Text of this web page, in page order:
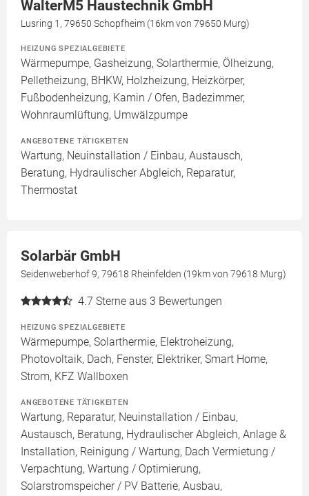
WalterM5 Haustechnik GmbH
Lusring 1, 79650 Schopfheim (16km von 79650 Murg)
HEIZUNG SPEZIALGEBIETE
Wärmepumpe, Gasheizung, Solarthermie, Ölheizung,
Pelletheizung, BHKW, Holzheizung, Heizkörper,
Fußbodenheizung, Kamin / Ofen, Badezimmer,
Wohnraumlüftung, Umwälzpumpe
ANGEBOTENE TÄTIGKEITEN
Wartung, Neuinstallation / Einbau, Austausch,
Beratung, Hydraulischer Abgleich, Reparatur,
Thermostat
Solarbär GmbH
Seidenweberhof 9, 79618 Rheinfelden (19km von 79618 Murg)
4.7 Sterne aus 3 Bewertungen
HEIZUNG SPEZIALGEBIETE
Wärmepumpe, Solarthermie, Elektroheizung,
Photovoltaik, Dach, Fenster, Elektriker, Smart Home,
Strom, KFZ Wallboxen
ANGEBOTENE TÄTIGKEITEN
Wartung, Reparatur, Neuinstallation / Einbau,
Austausch, Beratung, Hydraulischer Abgleich, Anlage &
Installation, Reinigung / Wartung, Dach Vermietung /
Verpachtung, Wartung / Optimierung,
Solarstromspeicher / PV Batterie, Ausbau,